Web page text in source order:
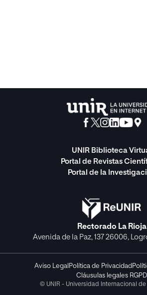
UNIR Biblioteca
Portal de Revistas
Portal de la
Rectorado La Rioja
Avenida de la Paz, 137 26006,
Aviso Legal Política de Privacidad
Cláusulas legales RGPD
© UNIR - Universidad Internacional de